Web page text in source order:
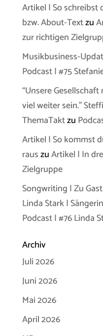
Artikel | So schreibst
bzw. About-Textzu
zur richtigen
Musikbusiness-
Podcast | #75
“Unsere
viel weiter sein.”
ThemaTaktzu
Artikel | So kommst
rauszuArtikel | In
Zielgruppe
Songwriting | Zu
Linda Stark |
Podcast | #76 Linda
Archiv
Juli 2026
Juni 2026
Mai 2026
April 2026